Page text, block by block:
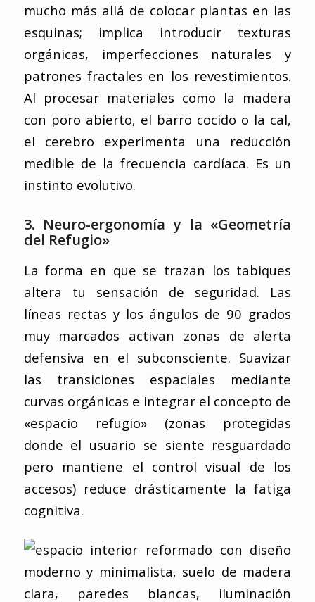
mucho más allá de colocar plantas en las
esquinas; implica introducir texturas
orgánicas, imperfecciones naturales y
patrones fractales en los revestimientos.
Al procesar materiales como la madera
con poro abierto, el barro cocido o la cal,
el cerebro experimenta una reducción
medible de la frecuencia cardíaca. Es un
instinto evolutivo.
3. Neuro-ergonomía y la «Geometría
del Refugio»
La forma en que se trazan los tabiques
altera tu sensación de seguridad. Las
líneas rectas y los ángulos de 90 grados
muy marcados activan zonas de alerta
defensiva en el subconsciente. Suavizar
las transiciones espaciales mediante
curvas orgánicas e integrar el concepto de
«espacio refugio» (zonas protegidas
donde el usuario se siente resguardado
pero mantiene el control visual de los
accesos) reduce drásticamente la fatiga
cognitiva.